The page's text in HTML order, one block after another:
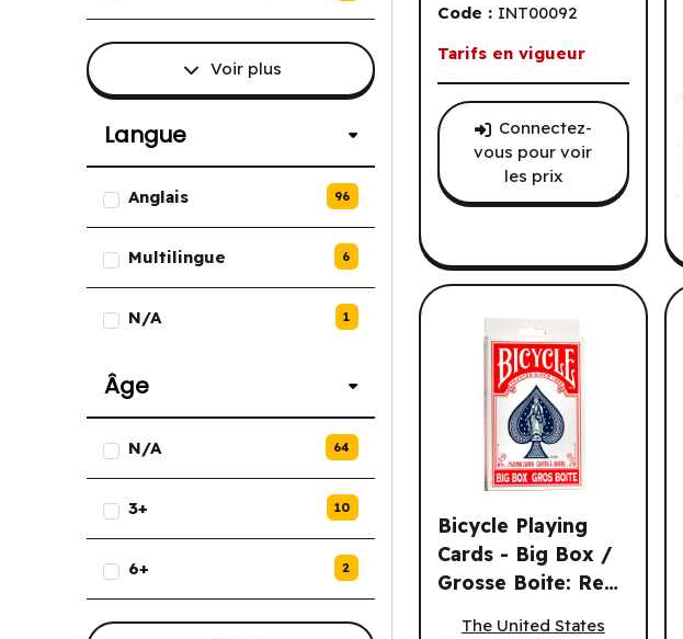
Voir plus
Langue
Liste des options de Langue.
Anglais 96
Multilingue 6
N/A 1
Âge
Liste des options de Âge.
N/A 64
3+ 10
6+ 2
Code : INT00092
Tarifs en vigueur
Connectez-
vous pour voir
les prix
Bicycle Playing
Cards - Big Box /
Grosse Boite: Red
The United States